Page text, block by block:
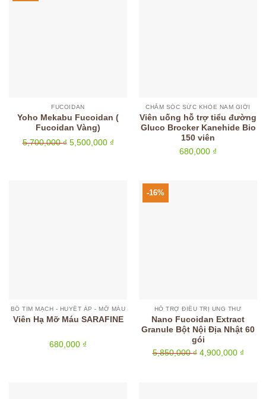
FUCOIDAN
Yoho Mekabu Fucoidan (
Fucoidan Vàng)
5,700,000₫ Giá
5,500,000 ₫Giá
5,500,000 ₫.
CHĂM SÓC SỨC KHỎE NAM GIỚI
Viên uống hỗ trợ tiểu đường
Gluco Brocker Kanehide Bio
150 viên
680,000 ₫
BỔ TIM MẠCH - HUYẾT ÁP - MỠ MÁU
Viên Hạ Mỡ Máu SARAFINE
680,000 ₫
-16%
HỖ TRỢ ĐIỀU TRỊ UNG THƯ
Nano Fucoidan Extract
Granule Bột Nội Địa Nhật 60
gói
5,850,000₫ Giá
4,900,000 ₫Giá